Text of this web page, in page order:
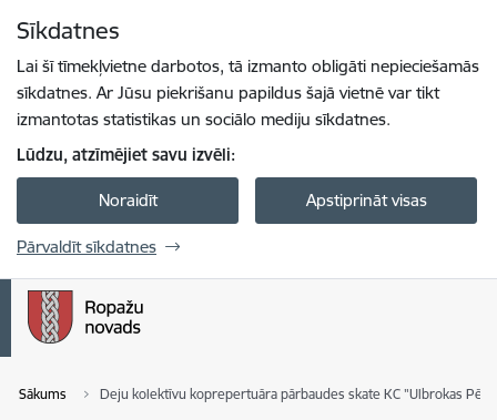
Sīkdatnes
Lai šī tīmekļvietne darbotos, tā izmanto obligāti nepieciešamās
sīkdatnes. Ar Jūsu piekrišanu papildus šajā vietnē var tikt
izmantotas statistikas un sociālo mediju sīkdatnes.
Lūdzu, atzīmējiet savu izvēli:
Noraidīt Apstiprināt visas
Pārvaldīt sīkdatnes
Sākums Deju kolektīvu koprepertuāra pārbaudes skate KC "Ulbrokas